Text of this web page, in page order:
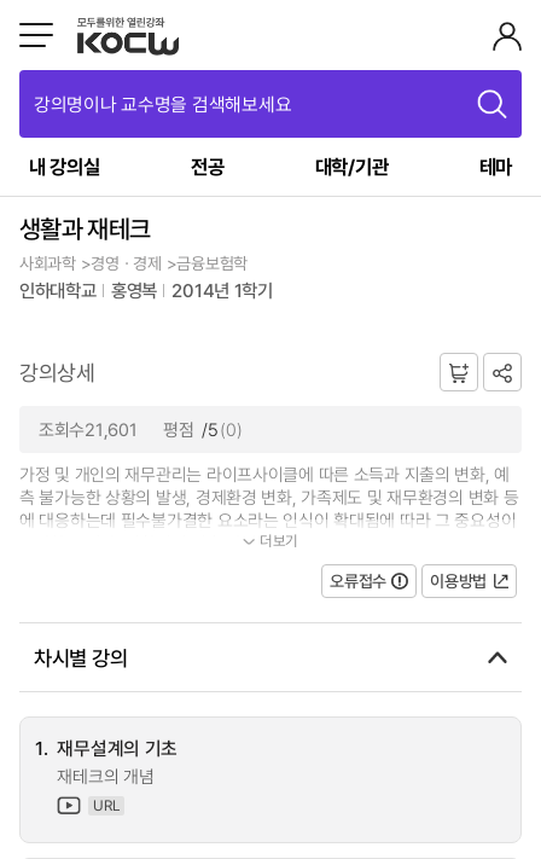
강의명이나 교수명을 검색해보세요
내 강의실 전공 대학/기관 테마
생활과 재테크
사회과학 >경영ㆍ경제 >금융보험학
인하대학교 홍영복 2014년 1학기
강의상세
조회수21,601 평점 /5(0)
가정 및 개인의 재무관리는 라이프사이클에 따른 소득과 지출의 변화, 예
측 불가능한 상황의 발생, 경제환경 변화, 가족제도 및 재무환경의 변화 등
에 대응하는데 필수불가결한 요소라는 인식이 확대됨에 따라 그 중요성이
증가하고 있다. 외환위기 이후 가정...더보기
오류접수 이용방법
차시별 강의
1. 재무설계의 기초
재테크의 개념
URL